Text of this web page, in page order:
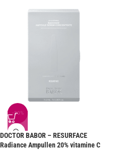
-20%
DOCTOR BABOR – RESURFACE
Radiance Ampullen 20% vitamine C